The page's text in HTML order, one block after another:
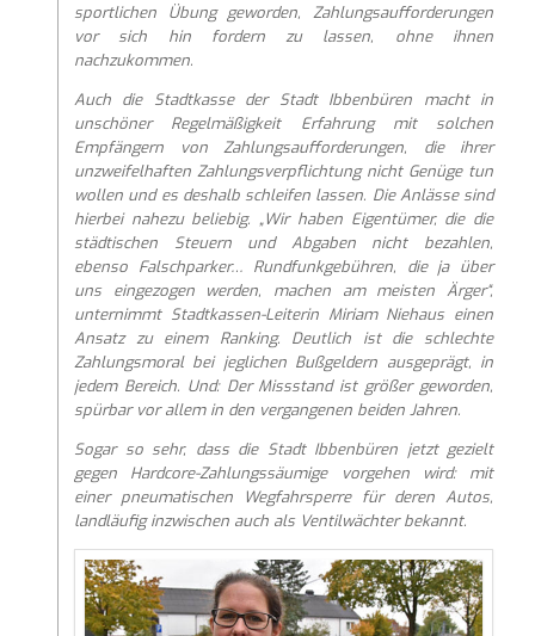
sportlichen Übung geworden, Zahlungsaufforderungen
vor sich hin fordern zu lassen, ohne ihnen
nachzukommen.
Auch die Stadtkasse der Stadt Ibbenbüren macht in
unschöner Regelmäßigkeit Erfahrung mit solchen
Empfängern von Zahlungsaufforderungen, die ihrer
unzweifelhaften Zahlungsverpflichtung nicht Genüge tun
wollen und es deshalb schleifen lassen. Die Anlässe sind
hierbei nahezu beliebig. „Wir haben Eigentümer, die die
städtischen Steuern und Abgaben nicht bezahlen,
ebenso Falschparker… Rundfunkgebühren, die ja über
uns eingezogen werden, machen am meisten Ärger“,
unternimmt Stadtkassen-Leiterin Miriam Niehaus einen
Ansatz zu einem Ranking. Deutlich ist die schlechte
Zahlungsmoral bei jeglichen Bußgeldern ausgeprägt, in
jedem Bereich. Und: Der Missstand ist größer geworden,
spürbar vor allem in den vergangenen beiden Jahren.
Sogar so sehr, dass die Stadt Ibbenbüren jetzt gezielt
gegen Hardcore-Zahlungssäumige vorgehen wird: mit
einer pneumatischen Wegfahrsperre für deren Autos,
landläufig inzwischen auch als Ventilwächter bekannt.